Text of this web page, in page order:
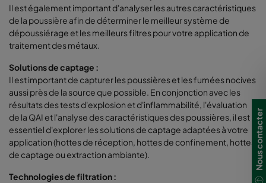
Il est également important d'analyser les autres caractéristiques
de la poussière afin de déterminer le meilleur système de
dépoussiérage et les meilleurs filtres pour votre application de
traitement des métaux.
Solutions de captage :
Il est important de capturer les poussières et les fumées nocives
aussi près de la source que possible. En conjonction avec les
résultats des tests d'explosion et d'inflammabilité, l'évaluation
de la QAI et l'analyse des caractéristiques des poussières, il est
essentiel d'explorer les solutions de captage adaptées à votre
application (hottes de réception, hottes de confinement, hottes
de captage ou extraction ambiante).
Technologies de filtration :
Nous contacter